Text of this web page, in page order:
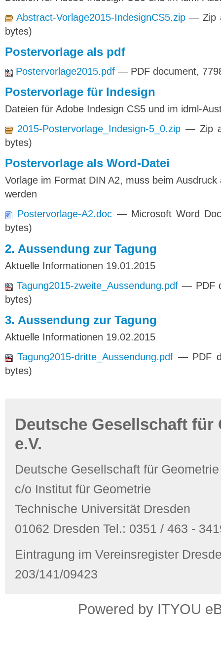
Abstract-Vorlage2015-IndesignCS5.zip— Zip
bytes)
Postervorlage als pdf
Postervorlage2015.pdf — PDF document,
Postervorlage für Indesign
Dateien für Adobe Indesign CS5 und im idml-
2015-Postervorlage_Indesign-5_0.zip — Zip
bytes)
Postervorlage als Word-Datei
Vorlage im Format DIN A2, muss beim
werden
Postervorlage-A2.doc — Microsoft Word
bytes)
2. Aussendung zur Tagung
Aktuelle Informationen 19.01.2015
Tagung2015-zweite_Aussendung.pdf — PDF
bytes)
3. Aussendung zur Tagung
Aktuelle Informationen 19.02.2015
Tagung2015-dritte_Aussendung.pdf — PDF
bytes)
Deutsche Gesellschaft für
e.V.
Deutsche Gesellschaft für
c/o Institut für Geometrie
Technische Universität Dresden
01062 Dresden Tel.: 0351 / 463 -
Eintragung im Vereinsregister
203/141/09423
Powered by ITYOU